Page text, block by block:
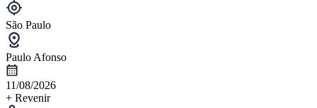
São Paulo
Paulo Afonso
11/08/2026
+ Revenir